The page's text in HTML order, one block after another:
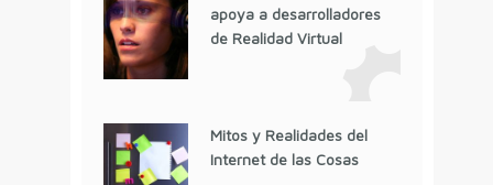
apoya a desarrolladores
de Realidad Virtual
Mitos y Realidades del
Internet de las Cosas